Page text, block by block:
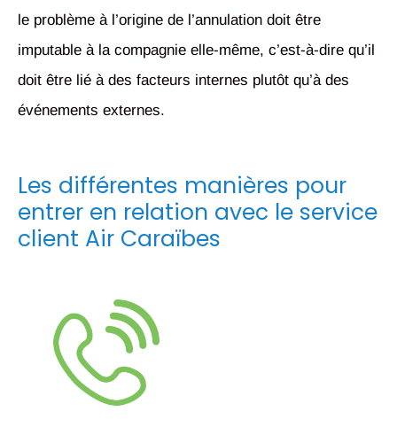
le problème à l’origine de l’annulation doit être
imputable à la compagnie elle-même, c’est-à-dire qu’il
doit être lié à des facteurs internes plutôt qu’à des
événements externes.
Les différentes manières pour
entrer en relation avec le service
client Air Caraïbes